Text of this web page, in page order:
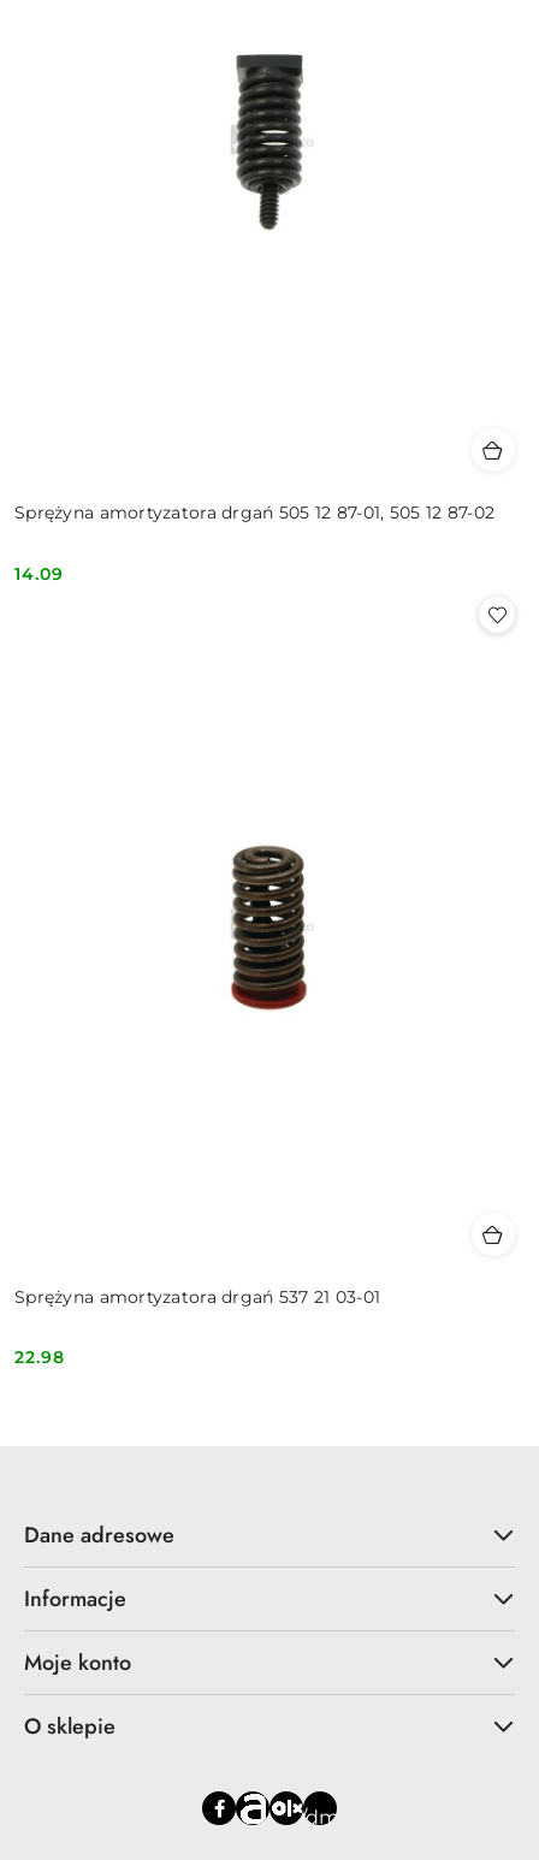
Sprężyna amortyzatora drgań 505 12 87-01, 505 12 87-02
Cena:
14.09
Sprężyna amortyzatora drgań 537 21 03-01
Cena:
22.98
Dane adresowe
Informacje
Moje konto
O sklepie